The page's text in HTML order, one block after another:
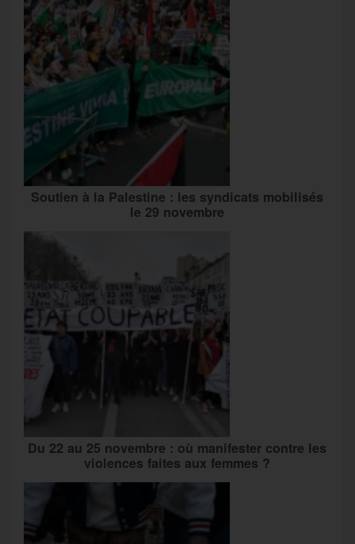
Soutien à la Palestine : les syndicats mobilisés
le 29 novembre
Du 22 au 25 novembre : où manifester contre les
violences faites aux femmes ?